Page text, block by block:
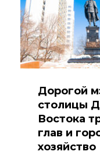
Дорогой
столицы
Востока
глав и
хозяйство